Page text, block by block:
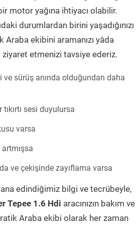
motor yağına ihtiyacı olabilir.
durumlardan birini yaşadığınızı
Araba ekibini aramanızı yâda
etmenizi tavsiye ederiz.
ve sürüş anında olduğundan daha
sesi duyulursa
varsa
artmışsa
ve çekişinde zayıflama varsa
edindiğimiz bilgi ve tecrübeyle,
Tepee 1.6 Hdi aracınızın bakım ve
Araba ekibi olarak her zaman